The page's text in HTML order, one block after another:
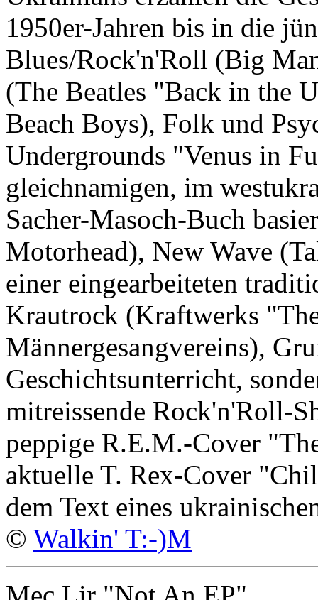
1950er-Jahren bis in die
Blues/Rock'n'Roll (Big
(The Beatles "Back in the
Beach Boys), Folk und
Undergrounds "Venus in
gleichnamigen, im
Sacher-Masoch-Buch
Motorhead), New Wave
einer eingearbeiteten
Krautrock (Kraftwerks
Männergesangvereins),
Geschichtsunterricht,
mitreissende Rock'n'Roll-
peppige R.E.M.-Cover
aktuelle T. Rex-Cover
dem Text eines
© Walkin' T:-)M